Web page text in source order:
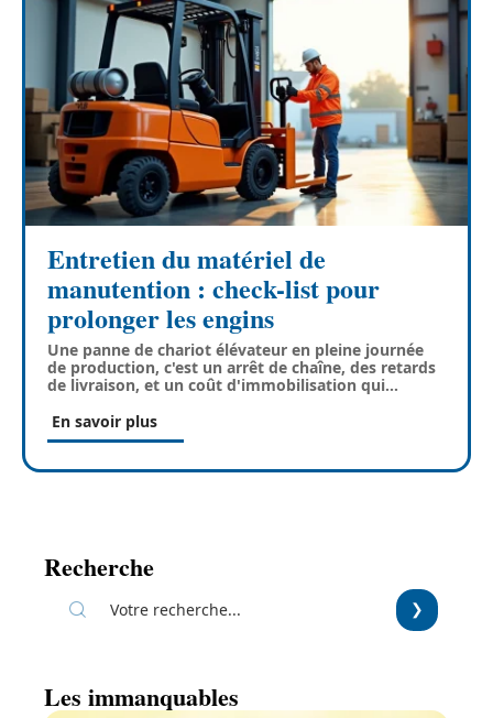
Entretien du matériel de
manutention : check-list pour
prolonger les engins
Une panne de chariot élévateur en pleine journée
de production, c'est un arrêt de chaîne, des retards
de livraison, et un coût d'immobilisation qui…
En savoir plus
Recherche
Les immanquables